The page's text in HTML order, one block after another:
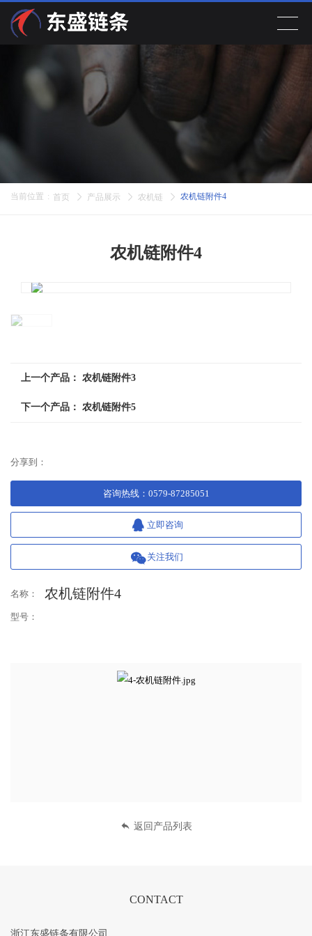
新闻动态
联系我们
当前位置 : 首页 产品展示 农机链 农机链附件4
农机链附件4
上一个产品： 农机链附件3
下一个产品： 农机链附件5
分享到：
咨询热线： 0579-87285051
立即咨询
关注我们
名称： 农机链附件4
型号：
返回产品列表
CONTACT
浙江东盛链条有限公司